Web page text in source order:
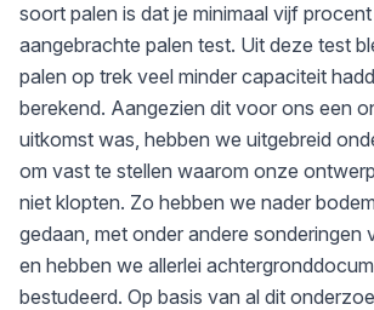
soort palen is dat je minimaal vijf
aangebrachte palen test. Uit deze test
palen op trek veel minder capaciteit
berekend. Aangezien dit voor ons een
uitkomst was, hebben we uitgebreid
om vast te stellen waarom onze
niet klopten. Zo hebben we nader
gedaan, met onder andere sonderingen
en hebben we allerlei
bestudeerd. Op basis van al dit